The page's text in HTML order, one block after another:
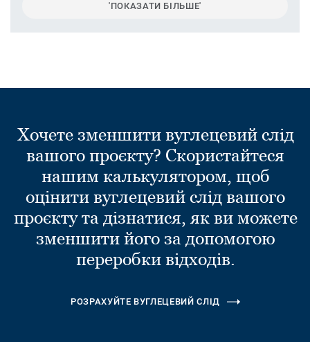
'ПОКАЗАТИ БІЛЬШЕ'
Хочете зменшити вуглецевий слід
вашого проєкту? Скористайтеся
нашим калькулятором, щоб
оцінити вуглецевий слід вашого
проєкту та дізнатися, як ви можете
зменшити його за допомогою
переробки відходів.
РОЗРАХУЙТЕ ВУГЛЕЦЕВИЙ СЛІД